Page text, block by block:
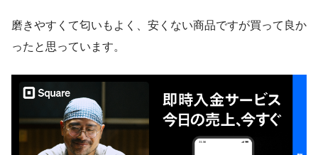
磨きやすくて匂いもよく、安くない商品ですが買って良か
ったと思っています。